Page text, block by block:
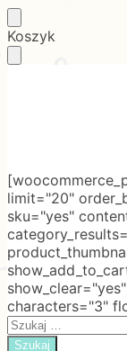
Skip
to
Skip
to
Koszyk
limit="20"
sku="yes"
characters="3"
Search
for: